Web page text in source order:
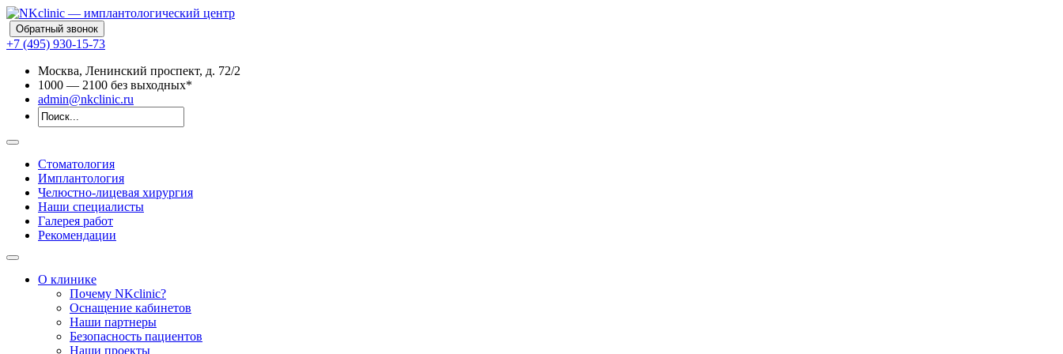
Обратный звонок
+7 (495) 930-15-73
Москва, Ленинский проспект, д. 72/2
1000 — 2100 без выходных*
admin@nkclinic.ru
Стоматология
Имплантология
Челюстно-лицевая хирургия
Наши специалисты
Галерея работ
Рекомендации
О клинике
Почему NKclinic?
Оснащение кабинетов
Наши партнеры
Безопасность пациентов
Наши проекты